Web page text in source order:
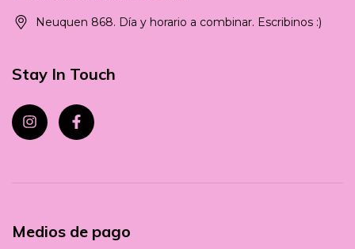
Neuquen 868. Día y horario a combinar. Escribinos :)
Stay In Touch
Medios de pago